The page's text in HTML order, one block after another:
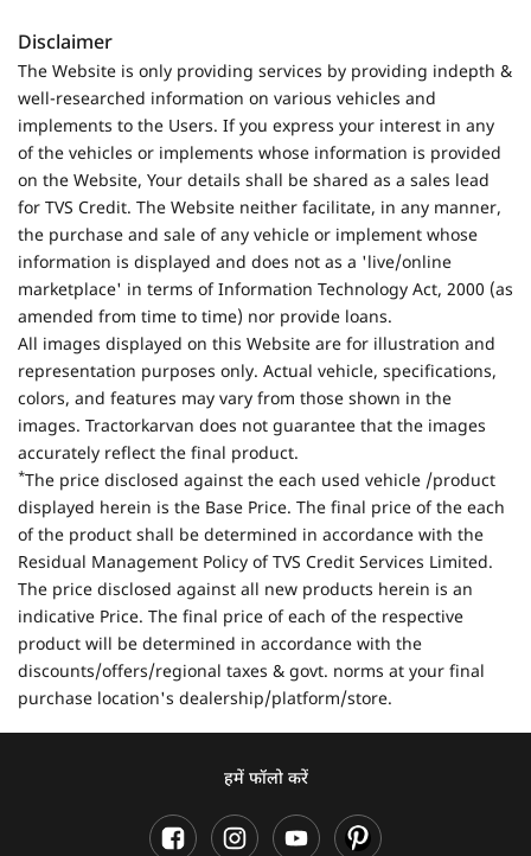
Disclaimer
The Website is only providing services by providing indepth &
well-researched information on various vehicles and
implements to the Users. If you express your interest in any
of the vehicles or implements whose information is provided
on the Website, Your details shall be shared as a sales lead
for TVS Credit. The Website neither facilitate, in any manner,
the purchase and sale of any vehicle or implement whose
information is displayed and does not as a 'live/online
marketplace' in terms of Information Technology Act, 2000 (as
amended from time to time) nor provide loans.
All images displayed on this Website are for illustration and
representation purposes only. Actual vehicle, specifications,
colors, and features may vary from those shown in the
images. Tractorkarvan does not guarantee that the images
accurately reflect the final product.
*The price disclosed against the each used vehicle /product
displayed herein is the Base Price. The final price of the each
of the product shall be determined in accordance with the
Residual Management Policy of TVS Credit Services Limited.
The price disclosed against all new products herein is an
indicative Price. The final price of each of the respective
product will be determined in accordance with the
discounts/offers/regional taxes & govt. norms at your final
purchase location's dealership/platform/store.
हमें फॉलो करें